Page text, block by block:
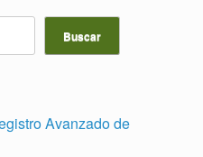
Buscar
Avanzado de